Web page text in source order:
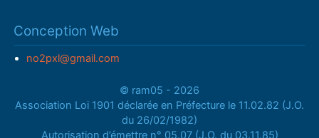
Conception Web
no2pxl@gmail.com
© ram05 - 2026
Association Loi 1901 déclarée en Préfecture le 11.02.82 (J.O.
du 26/02/1982)
Autorisation d’émettre n° 05.07 (J.O. du 03.11.85)